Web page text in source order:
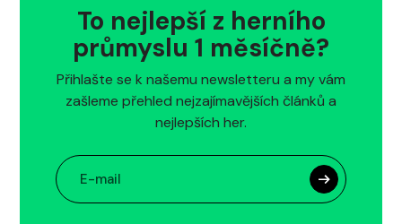
To nejlepší z herního
průmyslu 1 měsíčně?
Přihlašte se k našemu newsletteru a my vám
zašleme přehled nejzajímavějších článků a
nejlepších her.